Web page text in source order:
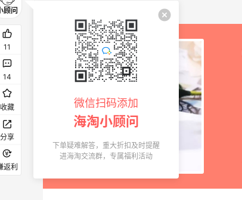
11
14
收藏
分享
返利
微信扫码添加
海淘小顾问
下单疑难解答，重大折扣及时提醒
进海淘交流群，专属福利活动